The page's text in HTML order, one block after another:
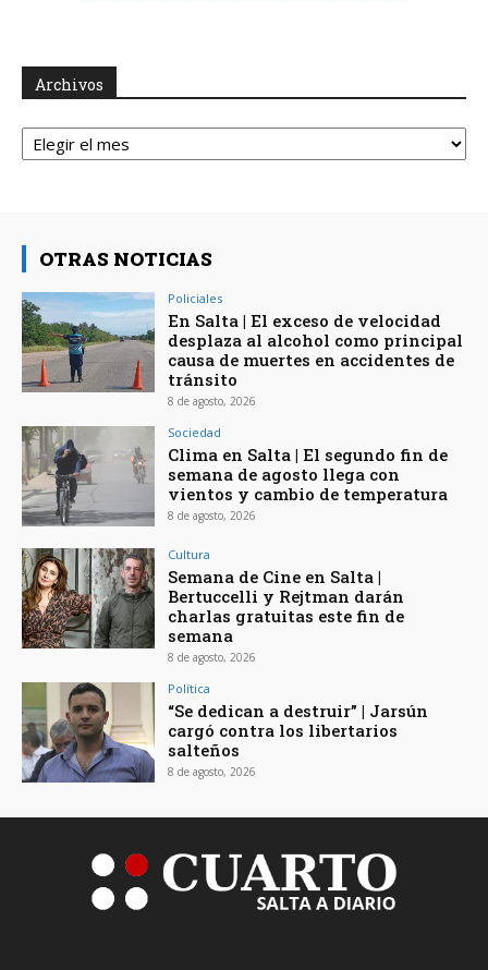
Archivos
Archivos
OTRAS NOTICIAS
Policiales
En Salta | El exceso de velocidad
desplaza al alcohol como principal
causa de muertes en accidentes de
tránsito
8 de agosto, 2026
Sociedad
Clima en Salta | El segundo fin de
semana de agosto llega con
vientos y cambio de temperatura
8 de agosto, 2026
Cultura
Semana de Cine en Salta |
Bertuccelli y Rejtman darán
charlas gratuitas este fin de
semana
8 de agosto, 2026
Política
“Se dedican a destruir” | Jarsún
cargó contra los libertarios
salteños
8 de agosto, 2026